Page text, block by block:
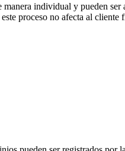
individual y pueden ser
proceso no afecta al